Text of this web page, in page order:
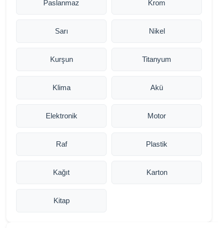
Paslanmaz Krom
Sarı Nikel
Kurşun Titanyum
Klima Akü
Elektronik Motor
Raf Plastik
Kağıt Karton
Kitap